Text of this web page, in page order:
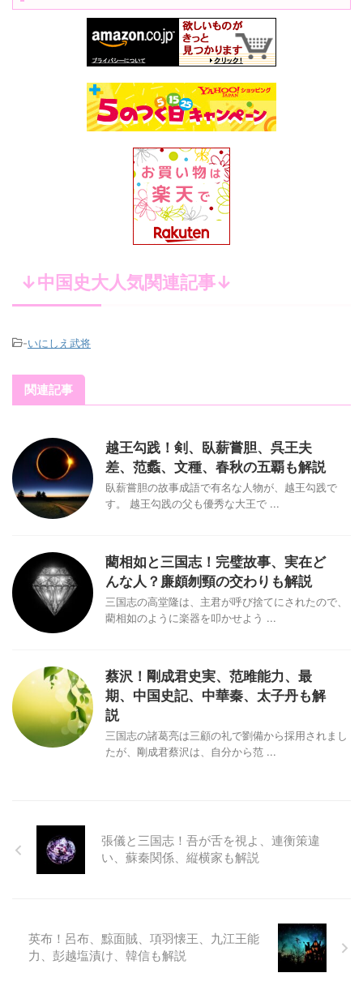
↓中国史大人気関連記事↓
-いにしえ武将
関連記事
越王勾践！剣、臥薪嘗胆、呉王夫
差、范蠡、文種、春秋の五覇も解説
臥薪嘗胆の故事成語で有名な人物が、越王勾践で
す。 越王勾践の父も優秀な大王で ...
藺相如と三国志！完璧故事、実在ど
んな人？廉頗刎頸の交わりも解説
三国志の高堂隆は、主君が呼び捨てにされたので、
藺相如のように楽器を叩かせよう ...
蔡沢！剛成君史実、范雎能力、最
期、中国史記、中華秦、太子丹も解
説
三国志の諸葛亮は三顧の礼で劉備から採用されまし
たが、剛成君蔡沢は、自分から范 ...
張儀と三国志！吾が舌を視よ、連衡策違
い、蘇秦関係、縦横家も解説
英布！呂布、黥面賊、項羽懐王、九江王能
力、彭越塩漬け、韓信も解説